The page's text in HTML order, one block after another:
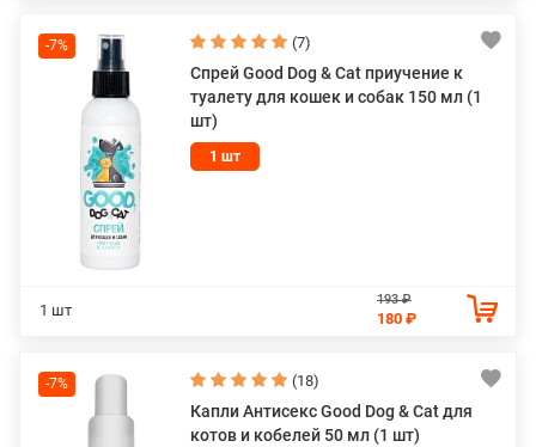
Все эти продукты отличаются премиальным качеством и
эффективностью, что делает их популярным выбором
среди владельцев кошек, собак.
Оформить заказ можно на сайте или по телефону, а для
экономии времени доступна услуга доставки по Москве и
в другие города России.
-7% (7)
Спрей Good Dog & Cat приучение к
туалету для кошек и собак 150 мл (1
шт)
1 шт
1 шт
193 ₽
180 ₽
-7% (18)
Капли Антисекс Good Dog & Cat для
котов и кобелей 50 мл (1 шт)